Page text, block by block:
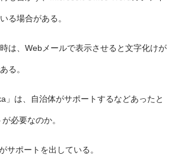
は、Webメールで表示させると文字化けが
は、自治体がサポートするなどあったと